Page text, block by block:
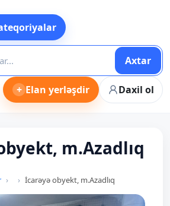
Axtar
+ Elan yerləşdir Daxil ol
m.Azadlıq
İcarəyə obyekt, m.Azadlıq